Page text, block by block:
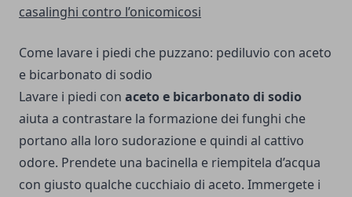
casalinghi contro l’onicomicosi
Come lavare i piedi che puzzano: pediluvio con aceto
e bicarbonato di sodio
Lavare i piedi con aceto e bicarbonato di sodio
aiuta a contrastare la formazione dei funghi che
portano alla loro sudorazione e quindi al cattivo
odore. Prendete una bacinella e riempitela d’acqua
con giusto qualche cucchiaio di aceto. Immergete i